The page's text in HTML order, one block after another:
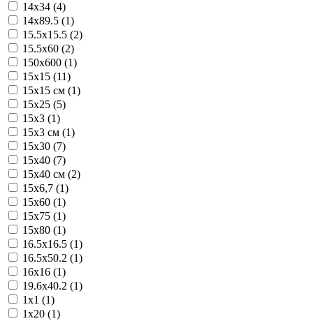
14x34 (4)
14x89.5 (1)
15.5x15.5 (2)
15.5x60 (2)
150x600 (1)
15x15 (11)
15x15 см (1)
15x25 (5)
15x3 (1)
15x3 см (1)
15x30 (7)
15x40 (7)
15x40 см (2)
15x6,7 (1)
15x60 (1)
15x75 (1)
15x80 (1)
16.5x16.5 (1)
16.5x50.2 (1)
16x16 (1)
19.6x40.2 (1)
1x1 (1)
1x20 (1)